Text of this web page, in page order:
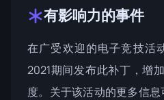
有影响力的事件
在广受欢迎的电子竞技活
2021期间发布此补丁，增
度。关于该活动的更多信息